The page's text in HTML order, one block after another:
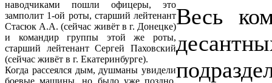
наводчиками пошли офицеры, это
замполит 1-ой роты, старший лейтенант
Стасюк А.А. (сейчас живёт в г. Донецке)
и командир группы этой же роты,
старший лейтенант Сергей Паховский
(сейчас живёт в г. Екатеринбурге).
Когда рассеялся дым, душманы увидели
Весь